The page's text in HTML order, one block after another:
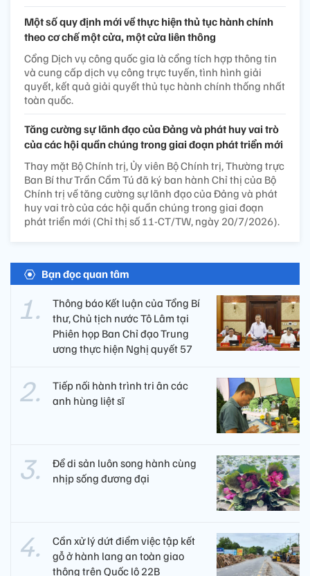
Một số quy định mới về thực hiện thủ tục hành chính
theo cơ chế một cửa, một cửa liên thông
Cổng Dịch vụ công quốc gia là cổng tích hợp thông tin
và cung cấp dịch vụ công trực tuyến, tình hình giải
quyết, kết quả giải quyết thủ tục hành chính thống nhất
toàn quốc.
Tăng cường sự lãnh đạo của Đảng và phát huy vai trò
của các hội quần chúng trong giai đoạn phát triển mới
Thay mặt Bộ Chính trị, Ủy viên Bộ Chính trị, Thường trực
Ban Bí thư Trần Cẩm Tú đã ký ban hành Chỉ thị của Bộ
Chính trị về tăng cường sự lãnh đạo của Đảng và phát
huy vai trò của các hội quần chúng trong giai đoạn
phát triển mới (Chỉ thị số 11-CT/TW, ngày 20/7/2026).
Bạn đọc quan tâm
Thông báo Kết luận của Tổng Bí
thư, Chủ tịch nước Tô Lâm tại
Phiên họp Ban Chỉ đạo Trung
ương thực hiện Nghị quyết 57
Tiếp nối hành trình tri ân các
anh hùng liệt sĩ ​
Để di sản luôn song hành cùng
nhịp sống đương đại
Cần xử lý dứt điểm việc tập kết
gỗ ở hành lang an toàn giao
thông trên Quốc lộ 22B